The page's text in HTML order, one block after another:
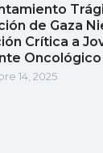
de Gaza
Crítica a
Oncológico
14, 2025